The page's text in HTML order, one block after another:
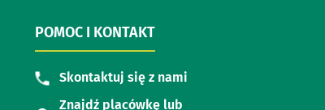
POMOC I KONTAKT
Skontaktuj się z nami
Znajdź placówkę lub